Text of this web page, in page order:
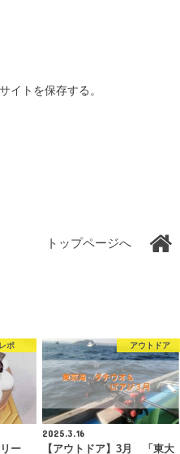
イトを保存する。
トップページへ
ポ
ー
アウトドア
2025.3.16
【アウトドア】3月 「東大